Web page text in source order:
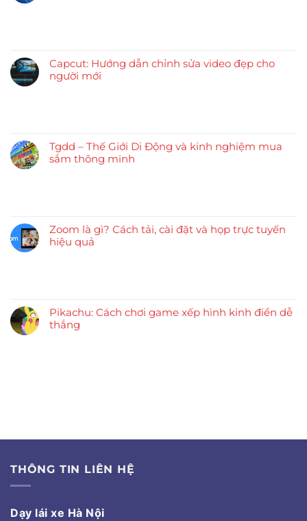
Capcut: Hướng dẫn chỉnh sửa video đẹp cho
người mới
Tgdd – Thế Giới Di Động và kinh nghiệm mua
sắm thông minh
Zoom là gì? Cách tải, cài đặt và họp trực tuyến
hiệu quả
Pikachu: Cách chơi game xếp hình kinh điển dễ
thắng
THÔNG TIN LIÊN HỆ
Dạy lái xe Hà Nội